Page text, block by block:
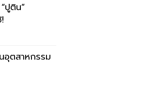
ปูติน”
อุตสาหกรรม